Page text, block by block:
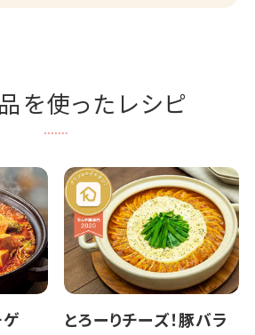
を使ったレシピ
とろーりチーズ！豚バラ